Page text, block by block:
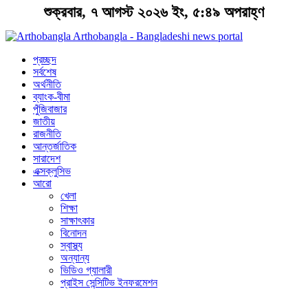
শুক্রবার, ৭ আগস্ট ২০২৬ ইং, ৫:৪৯ অপরাহ্ণ
Arthobangla - Bangladeshi news portal
প্রচ্ছদ
সর্বশেষ
অর্থনীতি
ব্যাংক-বীমা
পুঁজিবাজার
জাতীয়
রাজনীতি
আন্তর্জাতিক
সারাদেশ
এক্সক্লুসিভ
আরো
খেলা
শিক্ষা
সাক্ষাৎকার
বিনোদন
স্বাস্থ্য
অন্যান্য
ভিডিও গ্যালারী
প্রাইস সেন্সিটিভ ইনফরমেশন